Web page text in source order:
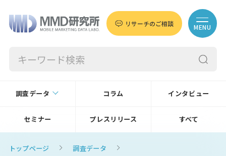
リサーチのご相談 MENU
調査データ コラム インタビュー
セミナー プレスリリース すべて
トップページ
調査データ